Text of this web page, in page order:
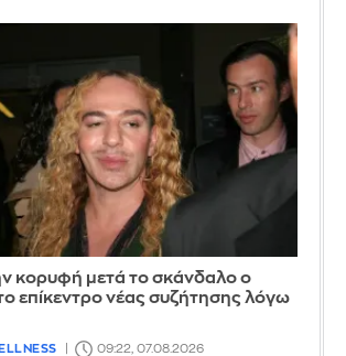
κορυφή μετά το σκάνδαλο ο
επίκεντρο νέας συζήτησης λόγω
09:22, 07.08.2026